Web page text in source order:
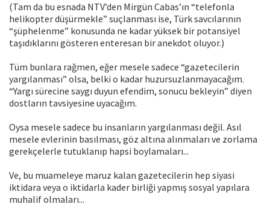
(Tam da bu esnada NTV’den Mirgün Cabas’ın “telefonla
helikopter düşürmekle” suçlanması ise, Türk savcılarının
“şüphelenme” konusunda ne kadar yüksek bir potansiyel
taşıdıklarını gösteren enteresan bir anekdot oluyor.)
Tüm bunlara rağmen, eğer mesele sadece “gazetecilerin
yargılanması” olsa, belki o kadar huzursuzlanmayacağım.
“Yargı sürecine saygı duyun efendim, sonucu bekleyin” diyen
dostların tavsiyesine uyacağım.
Oysa mesele sadece bu insanların yargılanması değil. Asıl
mesele evlerinin basılması, göz altına alınmaları ve zorlama
gerekçelerle tutuklanıp hapsi boylamaları...
Ve, bu muameleye maruz kalan gazetecilerin hep siyasi
iktidara veya o iktidarla kader birliği yapmış sosyal yapılara
muhalif olmaları...